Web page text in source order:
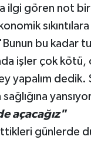
ilgi gören not
bu kadar
işler çok kötü,
yapalım dedik.
açacağız"
günlerde